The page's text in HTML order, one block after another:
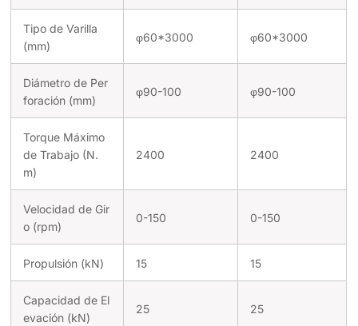
Tipo de Varilla
(mm)
φ60*3000 φ60*3000
Diámetro de Per
foración (mm)
φ90-100 φ90-100
Torque Máximo
de Trabajo (N.
m)
2400 2400
Velocidad de Gir
o (rpm)
0-150 0-150
Propulsión (kN) 15 15
Capacidad de El
evación (kN)
25 25